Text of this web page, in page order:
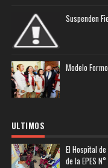
Suspenden
Modelo
ULTIMOS
El Hospital
de la EPES